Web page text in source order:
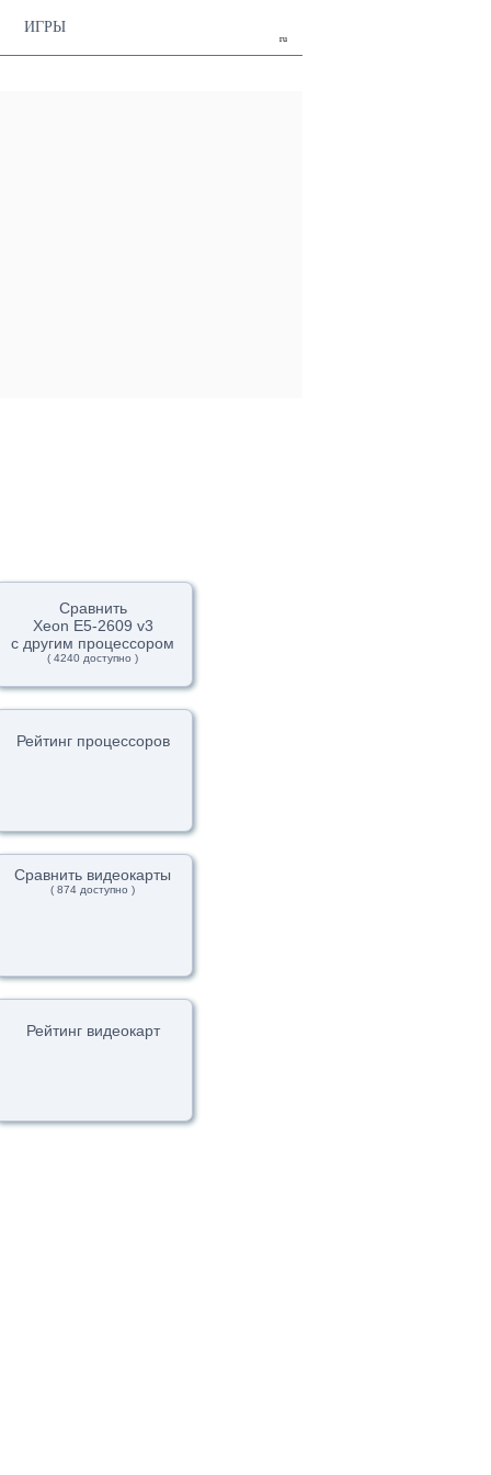
ru
ИГРЫ
Сравнить
Xeon E5-2609 v3
с другим процессором
( 4240 доступно )
Рейтинг процессоров
Сравнить видеокарты
( 874 доступно )
Рейтинг видеокарт